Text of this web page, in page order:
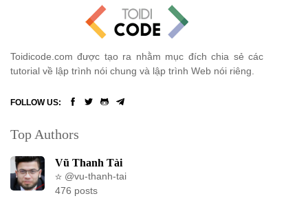
Bài 32: Event trong Eloquent Model Laravel 8
Bài 34: Eloquent ORM relationship trong Laravel 8 (Phần 2)
Bài 35: Eloquent ORM relationship trong Laravel 8 (Phần 3)
Bài 36: Eloquent ORM collection trong Laravel 8
Bài 37: Mutator và Cast trong Laravel Eloquent
Toidicode.com được tạo ra nhằm mục đích chia sẻ các
tutorial về lập trình nói chung và lập trình Web nói riêng.
FOLLOW US:
Top Authors
Vũ Thanh Tài
@vu-thanh-tai
476 posts